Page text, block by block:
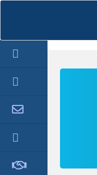
hello cartx